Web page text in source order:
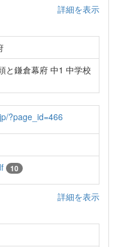
詳細を表示
と鎌倉幕府 中1 中学校
?page_id=466
10
詳細を表示